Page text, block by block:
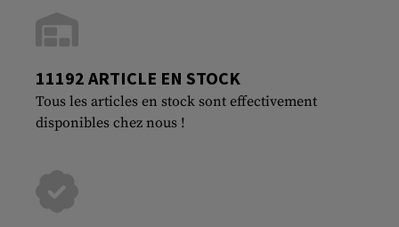
11192 ARTICLE EN STOCK
Tous les articles en stock sont effectivement
disponibles chez nous !